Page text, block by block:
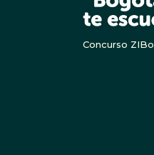
Concurso ZIBo